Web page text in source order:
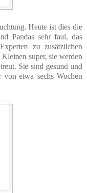
Heute ist dies die
Pandas sehr faul, das
zu zusätzlichen
super, sie werden
Sie sind gesund und
etwa sechs Wochen